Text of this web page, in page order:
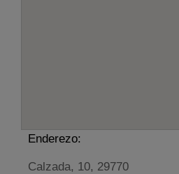
Enderezo:
Calzada, 10, 29770